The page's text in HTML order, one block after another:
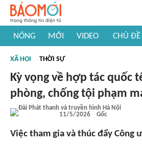
NÓNG MỚI VIDEO CHỦ ĐỀ
#Khám phá thế giới
XÃ HỘI THỜI SỰ
Kỳ vọng về hợp tác quốc
phòng, chống tội phạm
11/5/2026 Gốc
Việc tham gia và thúc đẩy Công